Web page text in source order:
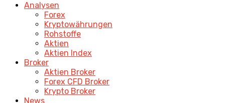
Analysen
Forex
Kryptowährungen
Rohstoffe
Aktien
Aktien Index
Broker
Aktien Broker
Forex CFD Broker
Krypto Broker
News